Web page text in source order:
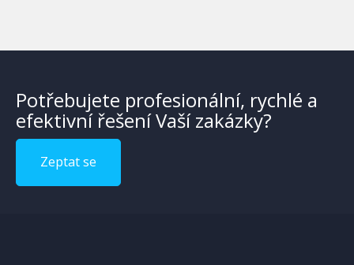
Potřebujete profesionální, rychlé a
efektivní řešení Vaší zakázky?
Zeptat se